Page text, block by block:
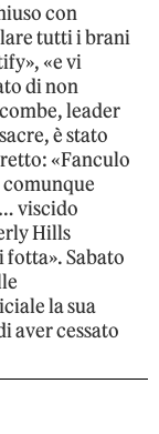
con
tutti i brani
«e vi
di non
leader
è stato
«Fanculo
viscido
Hills
Sabato
la sua
aver cessato